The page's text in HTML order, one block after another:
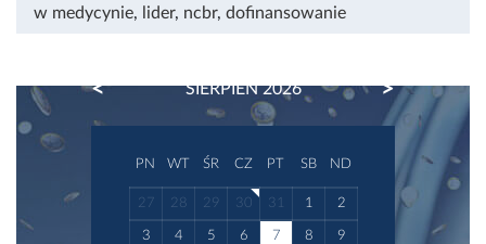
w medycynie, lider, ncbr, dofinansowanie
SIERPIEŃ 2026
PREVIOUS NEXT
PN WT ŚR CZ PT SB ND
27 28 29 30 31 1 2
3 4 5 6 7 8 9